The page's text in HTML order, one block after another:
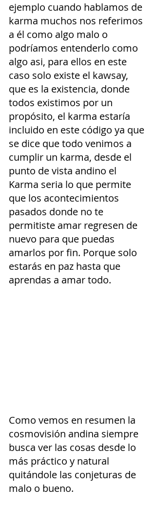
ejemplo cuando hablamos de
karma muchos nos referimos
a él como algo malo o
podríamos entenderlo como
algo asi, para ellos en este
caso solo existe el kawsay,
que es la existencia, donde
todos existimos por un
propósito, el karma estaría
incluido en este código ya que
se dice que todo venimos a
cumplir un karma, desde el
punto de vista andino el
Karma seria lo que permite
que los acontecimientos
pasados donde no te
permitiste amar regresen de
nuevo para que puedas
amarlos por fin. Porque solo
estarás en paz hasta que
aprendas a amar todo.
Como vemos en resumen la
cosmovisión andina siempre
busca ver las cosas desde lo
más práctico y natural
quitándole las conjeturas de
malo o bueno.